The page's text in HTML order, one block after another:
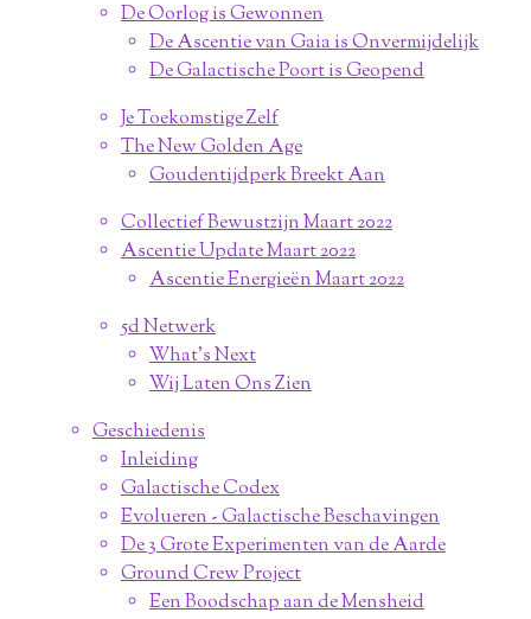
De Oorlog is Gewonnen
De Ascentie van Gaia is Onvermijdelijk
De Galactische Poort is Geopend
Je Toekomstige Zelf
The New Golden Age
Goudentijdperk Breekt Aan
Collectief Bewustzijn Maart 2022
Ascentie Update Maart 2022
Ascentie Energieën Maart 2022
5d Netwerk
What's Next
Wij Laten Ons Zien
Geschiedenis
Inleiding
Galactische Codex
Evolueren - Galactische Beschavingen
De 3 Grote Experimenten van de Aarde
Ground Crew Project
Een Boodschap aan de Mensheid